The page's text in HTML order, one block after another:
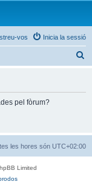
Inicia la sessió
vos
pel fòrum?
les hores són UTC+02:00
Limited